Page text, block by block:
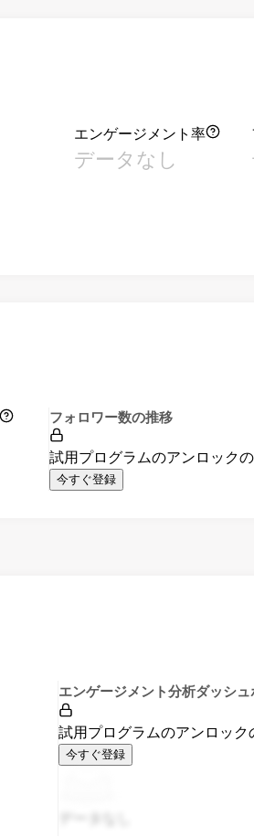
エンゲージメント率
データなし
フォロワー数の推移
試用プログラムのアンロックの
今すぐ登録
エンゲージメント分析ダッシュ
試用プログラムのアンロック
今すぐ登録